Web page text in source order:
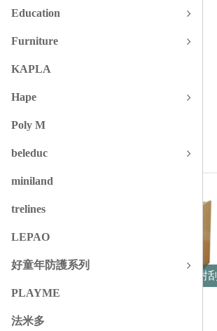
Education
Furniture
KAPLA
Hape
Poly M
beleduc
miniland
trelines
LEPAO
好童年防護系列
PLAYME
法米多
620H x 1200L 彩色透視耐刮